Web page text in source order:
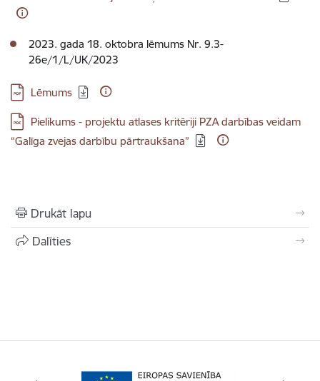
2023. gada 18. oktobra lēmums Nr. 9.3-
26e/1/L/UK/2023
Lejupielādēt:
Lēmums
Lejupielādēt:
Pielikums - projektu atlases kritēriji PZA darbības veidam
“Galīga zvejas darbību pārtraukšana”
Drukāt lapu
Dalīties